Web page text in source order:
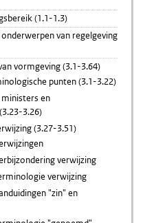
(1.1-1.3)
van regelgeving
vormgeving (3.1-3.64)
punten (3.1-3.22)
ministers en
3.26)
(3.27-3.51)
verwijzing
verwijzing
"zin" en